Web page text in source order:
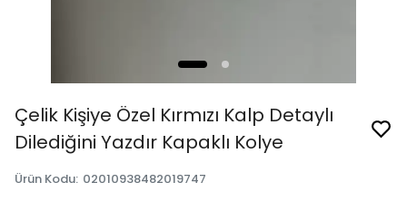
Çelik Kişiye Özel Kırmızı Kalp Detaylı
Dilediğini Yazdır Kapaklı Kolye
Ürün Kodu: 02010938482019747